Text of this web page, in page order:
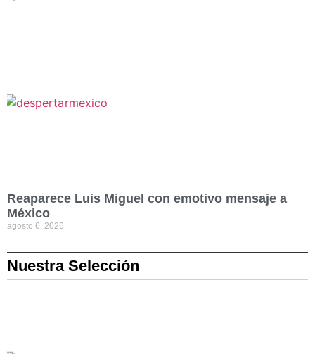
Reaparece Luis Miguel con emotivo mensaje a
México
agosto 6, 2026
Nuestra Selección